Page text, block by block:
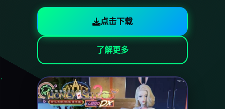
点击下载
了解更多